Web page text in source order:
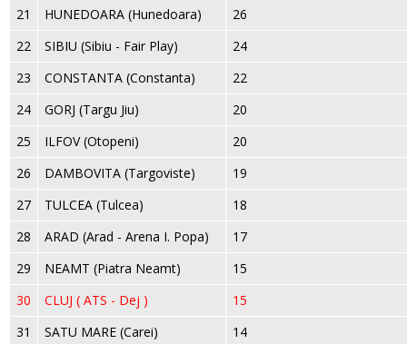
21
HUNEDOARA (Hunedoara)
26
22
SIBIU (Sibiu - Fair Play)
24
23
CONSTANTA (Constanta)
22
24
GORJ (Targu Jiu)
20
25
ILFOV (Otopeni)
20
26
DAMBOVITA (Targoviste)
19
27
TULCEA (Tulcea)
18
28
ARAD (Arad - Arena I. Popa)
17
29
NEAMT (Piatra Neamt)
15
30
CLUJ ( ATS - Dej )
15
31
SATU MARE (Carei)
14